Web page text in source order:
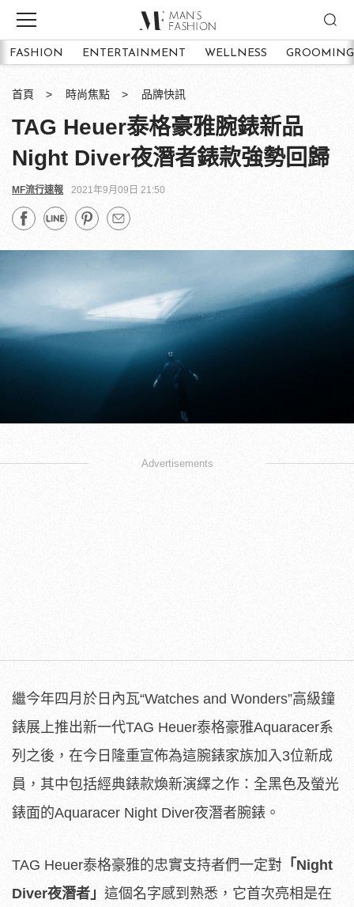
FASHION ENTERTAINMENT WELLNESS GROOMING
首頁 時尚焦點 品牌快訊
TAG Heuer泰格豪雅腕錶新品
Night Diver夜潛者錶款強勢回歸
MF流行速報 2021年9月09日 21:50
Advertisements
繼今年四月於日內瓦“Watches and Wonders”高級鐘
錶展上推出新一代TAG Heuer泰格豪雅Aquaracer系
列之後，在今日隆重宣佈為這腕錶家族加入3位新成
員，其中包括經典錶款煥新演繹之作：全黑色及螢光
錶面的Aquaracer Night Diver夜潛者腕錶。
TAG Heuer泰格豪雅的忠實支持者們一定對 「 Night
Diver夜潛者」 這個名字感到熟悉，它首次亮相是在